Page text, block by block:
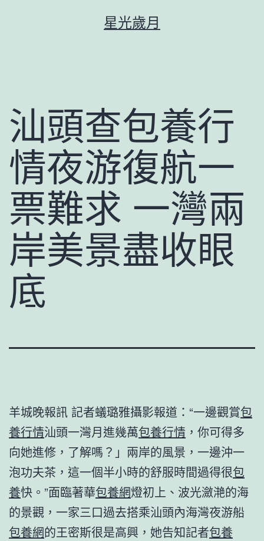
星光歲月
汕頭查包養行
情夜游復航一
票難求 一灣兩
岸美景盡收眼
底
羊城晚報訊 記者蟻璐雅攝影報道：“一邊觀賞包
養行情汕頭一灣月進幾萬包養行情 ，你可得多
向她進修，了解嗎？」兩岸的風景，一邊沖一
泡功夫茶，這一個半小時的舒服時間過得很包
養快。”面臨著華包養網燈初上、波光瀲滟的海
的景觀，一家三口過去搭乘汕頭內海灣夜游船
包養網的王密斯很是高興，她告知記者包養